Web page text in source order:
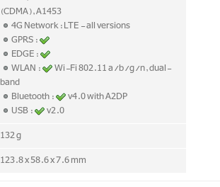
(CDMA), A1453
4G Network : LTE - all versions
GPRS :
EDGE :
WLAN :
Wi-Fi 802.11 a/b/g/n, dual-
band
Bluetooth :
v4.0 with A2DP
USB :
v2.0
132 g
123.8 x 58.6 x 7.6 mm